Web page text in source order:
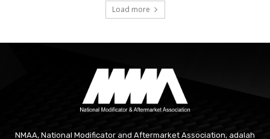
Load more
NMAA, National Modificator and Aftermarket Association, adalah